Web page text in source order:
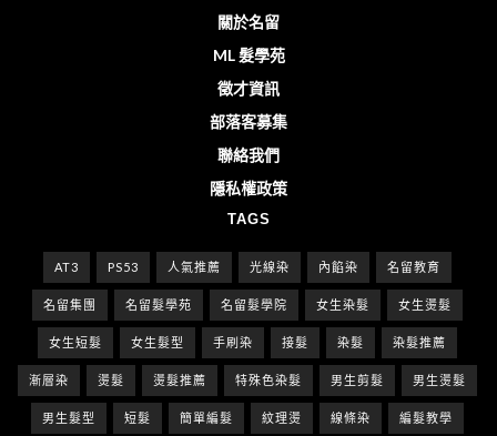
關於名留
ML 髮學苑
徵才資訊
部落客募集
聯絡我們
隱私權政策
TAGS
AT3 PS53 人氣推薦 光線染 內餡染 名留教育
名留集團 名留髮學苑 名留髮學院 女生染髮 女生燙髮
女生短髮 女生髮型 手刷染 接髮 染髮 染髮推薦
漸層染 燙髮 燙髮推薦 特殊色染髮 男生剪髮 男生燙髮
男生髮型 短髮 簡單編髮 紋理燙 線條染 編髮教學